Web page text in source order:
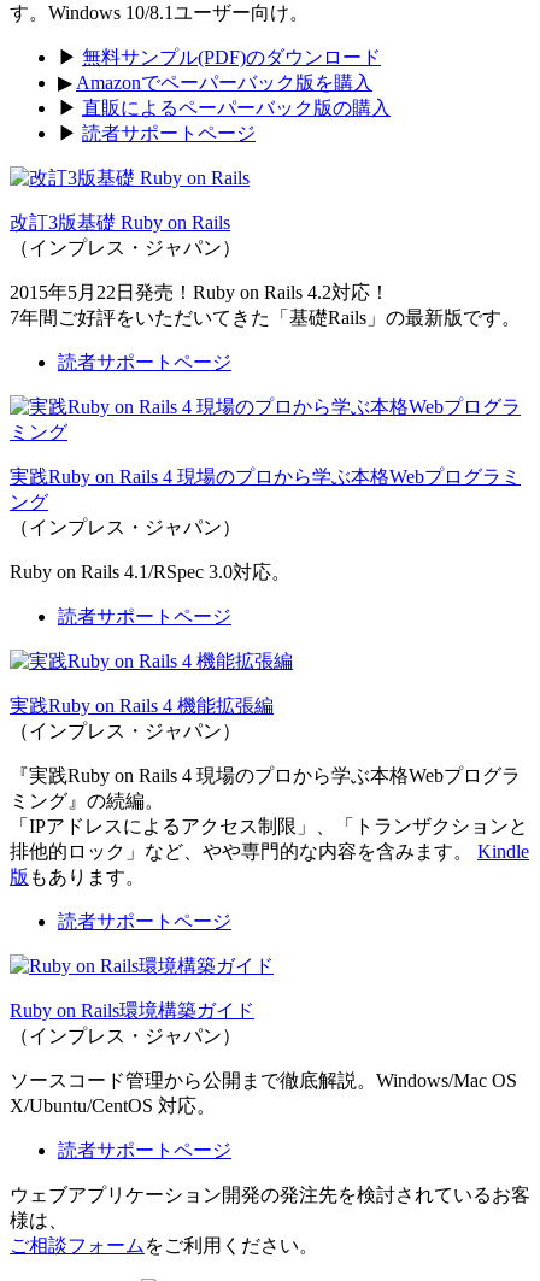
す。Windows 10/8.1ユーザー向け。
▶ 無料サンプル(PDF)のダウンロード
▶ Amazonでペーパーバック版を購入
▶ 直販によるペーパーバック版の購入
▶ 読者サポートページ
改訂3版基礎 Ruby on Rails
（インプレス・ジャパン）
2015年5月22日発売！Ruby on Rails 4.2対応！
7年間ご好評をいただいてきた「基礎Rails」の最新版です。
読者サポートページ
実践Ruby on Rails 4 現場のプロから学ぶ本格Webプログラミ
ング
（インプレス・ジャパン）
Ruby on Rails 4.1/RSpec 3.0対応。
読者サポートページ
実践Ruby on Rails 4 機能拡張編
（インプレス・ジャパン）
『実践Ruby on Rails 4 現場のプロから学ぶ本格Webプログラ
ミング』の続編。
「IPアドレスによるアクセス制限」、「トランザクションと
排他的ロック」など、やや専門的な内容を含みます。 Kindle
版 もあります。
読者サポートページ
Ruby on Rails環境構築ガイド
（インプレス・ジャパン）
ソースコード管理から公開まで徹底解説。Windows/Mac OS
X/Ubuntu/CentOS 対応。
読者サポートページ
ウェブアプリケーション開発の発注先を検討されているお客
様は、
ご相談フォーム をご利用ください。